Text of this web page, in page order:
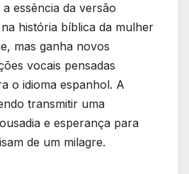
essência da versão
história bíblica da mulher
mas ganha novos
vocais pensadas
o idioma espanhol. A
transmitir uma
e esperança para
de um milagre.